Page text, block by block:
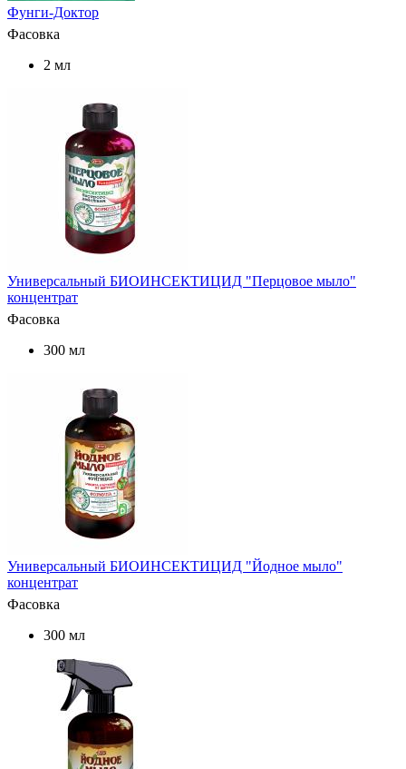
Фунги-Доктор
Фасовка
2 мл
Универсальный БИОИНСЕКТИЦИД "Перцовое мыло"
концентрат
Фасовка
300 мл
Универсальный БИОИНСЕКТИЦИД "Йодное мыло"
концентрат
Фасовка
300 мл